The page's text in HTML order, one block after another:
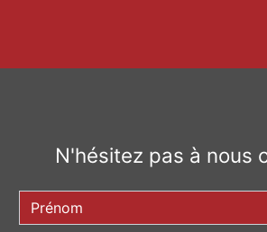
N'hésitez pas à nous